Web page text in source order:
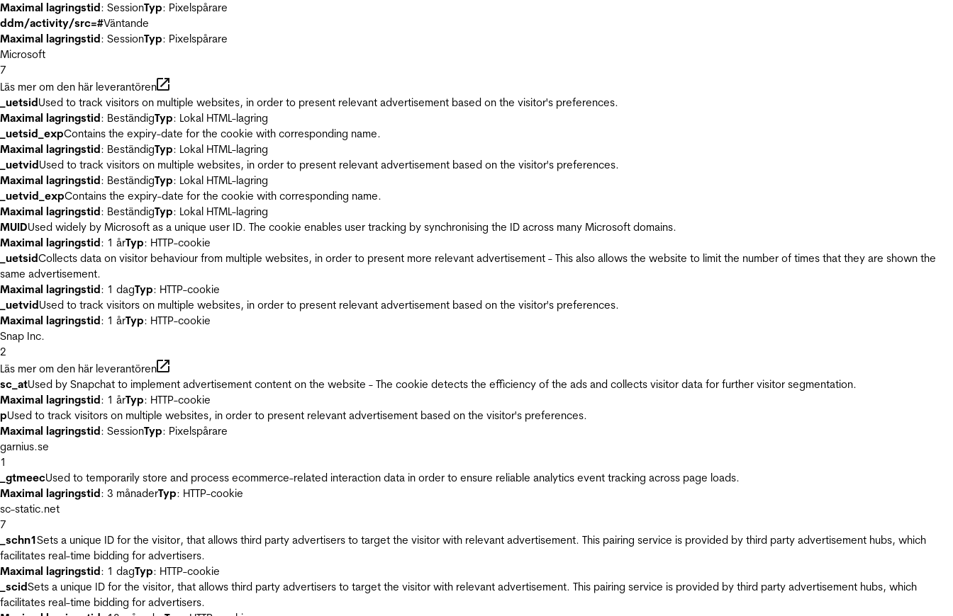
Maximal lagringstid: SessionTyp: Pixelspårare
ddm/activity/src=#Väntande
Maximal lagringstid: SessionTyp: Pixelspårare
Microsoft
7
Läs mer om den här leverantören
_uetsidUsed to track visitors on multiple websites, in order to present relevant advertisement based on the visitor's preferences.
Maximal lagringstid: BeständigTyp: Lokal HTML-lagring
_uetsid_expContains the expiry-date for the cookie with corresponding name.
Maximal lagringstid: BeständigTyp: Lokal HTML-lagring
_uetvidUsed to track visitors on multiple websites, in order to present relevant advertisement based on the visitor's preferences.
Maximal lagringstid: BeständigTyp: Lokal HTML-lagring
_uetvid_expContains the expiry-date for the cookie with corresponding name.
Maximal lagringstid: BeständigTyp: Lokal HTML-lagring
MUIDUsed widely by Microsoft as a unique user ID. The cookie enables user tracking by synchronising the ID across many Microsoft domains.
Maximal lagringstid: 1 årTyp: HTTP-cookie
_uetsidCollects data on visitor behaviour from multiple websites, in order to present more relevant advertisement - This also allows the website to limit the number of times that they are shown the
same advertisement.
Maximal lagringstid: 1 dagTyp: HTTP-cookie
_uetvidUsed to track visitors on multiple websites, in order to present relevant advertisement based on the visitor's preferences.
Maximal lagringstid: 1 årTyp: HTTP-cookie
Snap Inc.
2
Läs mer om den här leverantören
sc_atUsed by Snapchat to implement advertisement content on the website - The cookie detects the efficiency of the ads and collects visitor data for further visitor segmentation.
Maximal lagringstid: 1 årTyp: HTTP-cookie
pUsed to track visitors on multiple websites, in order to present relevant advertisement based on the visitor's preferences.
Maximal lagringstid: SessionTyp: Pixelspårare
garnius.se
1
_gtmeecUsed to temporarily store and process ecommerce-related interaction data in order to ensure reliable analytics event tracking across page loads.
Maximal lagringstid: 3 månaderTyp: HTTP-cookie
sc-static.net
7
_schn1Sets a unique ID for the visitor, that allows third party advertisers to target the visitor with relevant advertisement. This pairing service is provided by third party advertisement hubs, which
facilitates real-time bidding for advertisers.
Maximal lagringstid: 1 dagTyp: HTTP-cookie
_scidSets a unique ID for the visitor, that allows third party advertisers to target the visitor with relevant advertisement. This pairing service is provided by third party advertisement hubs, which
facilitates real-time bidding for advertisers.